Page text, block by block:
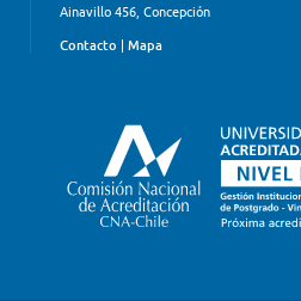
Ainavillo 456, Concepción
Contacto | Mapa